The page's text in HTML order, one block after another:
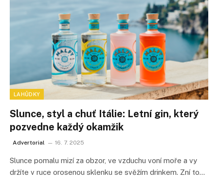
LAHŮDKY
Slunce, styl a chuť Itálie: Letní gin, který
pozvedne každý okamžik
Advertorial 16. 7. 2025
Slunce pomalu mizí za obzor, ve vzduchu voní moře a vy
držíte v ruce orosenou sklenku se svěžím drinkem. Zní to…